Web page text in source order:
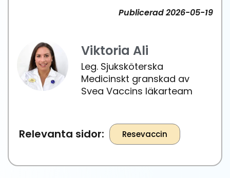
Publicerad2026-05-19
Viktoria Ali
Leg. Sjuksköterska
Medicinskt granskad av
Svea Vaccins läkarteam
Relevanta sidor: Resevaccin